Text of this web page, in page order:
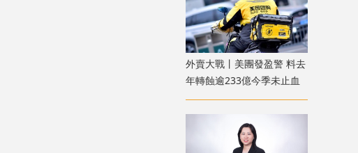
外賣大戰丨美團發盈警 料去
年轉蝕逾233億今季未止血